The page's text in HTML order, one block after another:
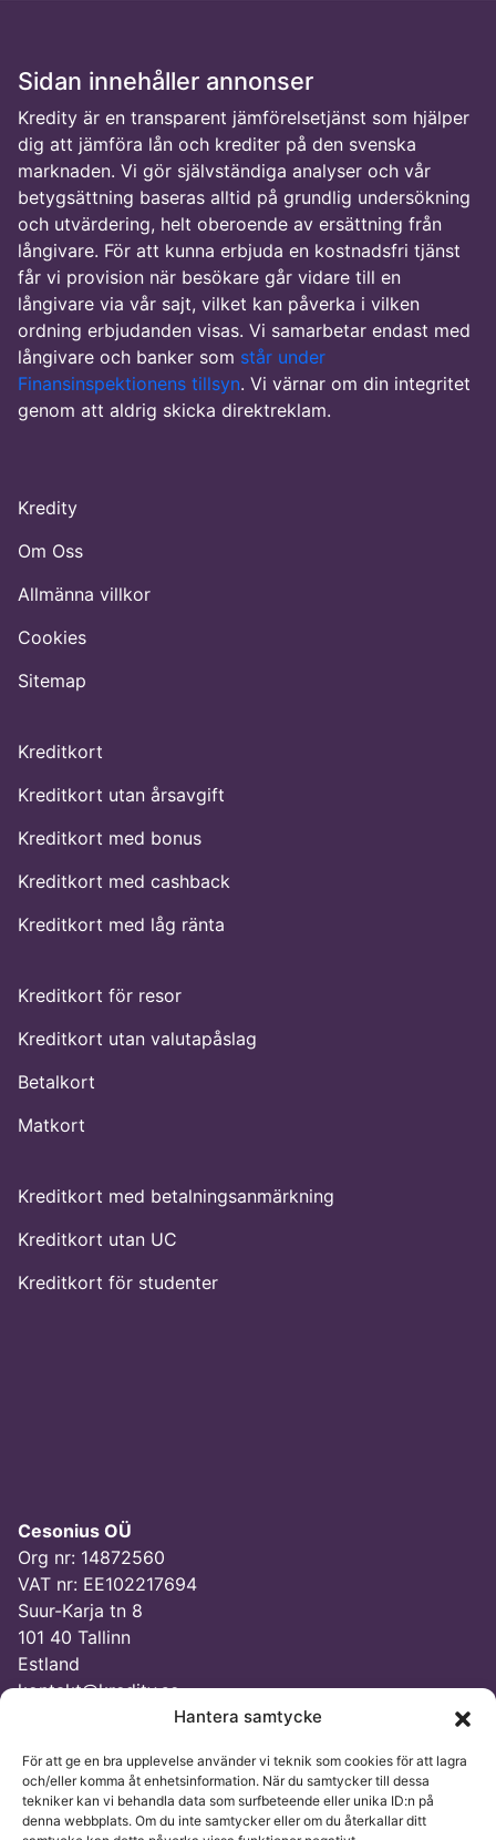
Hantera samtycke
För att ge en bra upplevelse använder vi teknik som cookies för att lagra
och/eller komma åt enhetsinformation. När du samtycker till dessa
tekniker kan vi behandla data som surfbeteende eller unika ID:n på
denna webbplats. Om du inte samtycker eller om du återkallar ditt
Sidan innehåller annonser
Kredity är en transparent jämförelsetjänst som hjälper
dig att jämföra lån och krediter på den svenska
marknaden. Vi gör självständiga analyser och vår
betygsättning baseras alltid på grundlig undersökning
och utvärdering, helt oberoende av ersättning från
långivare. För att kunna erbjuda en kostnadsfri tjänst
får vi provision när besökare går vidare till en
långivare via vår sajt, vilket kan påverka i vilken
ordning erbjudanden visas. Vi samarbetar endast med
långivare och banker som står under
Finansinspektionens tillsyn. Vi värnar om din integritet
genom att aldrig skicka direktreklam.
Kredity
Om Oss
Allmänna villkor
Cookies
Sitemap
Kreditkort
Kreditkort utan årsavgift
Kreditkort med bonus
Kreditkort med cashback
Kreditkort med låg ränta
Kreditkort för resor
Kreditkort utan valutapåslag
Betalkort
Matkort
Kreditkort med betalningsanmärkning
Kreditkort utan UC
Kreditkort för studenter
Cesonius OÜ
Org nr: 14872560
VAT nr: EE102217694
Suur-Karja tn 8
101 40 Tallinn
Estland
kontakt@kredity.se
© Kredity 2026